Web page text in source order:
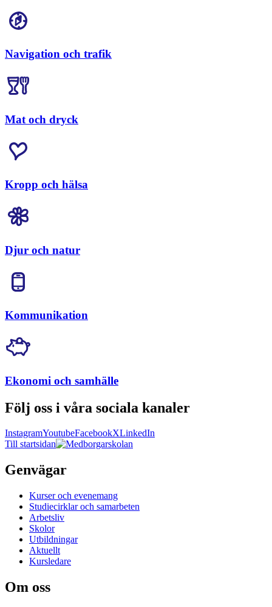
Navigation och trafik
Mat och dryck
Kropp och hälsa
Djur och natur
Kommunikation
Ekonomi och samhälle
Följ oss i våra sociala kanaler
InstagramYoutubeFacebookXLinkedIn
Till startsidan
Genvägar
Kurser och evenemang
Studiecirklar och samarbeten
Arbetsliv
Skolor
Utbildningar
Aktuellt
Kursledare
Om oss